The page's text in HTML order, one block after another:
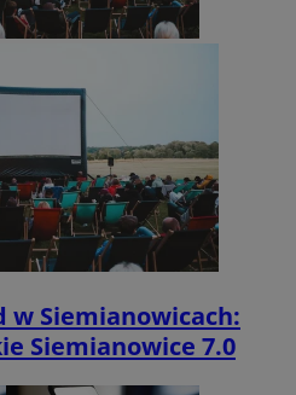
Siemianowicach:
Siemianowice 7.0